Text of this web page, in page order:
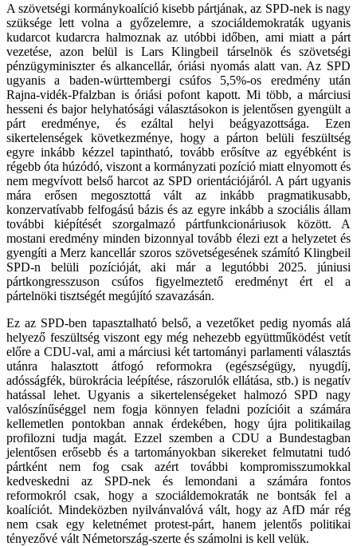
A szövetségi kormánykoalíció kisebb pártjának, az SPD-nek is nagy
szüksége lett volna a győzelemre, a szociáldemokraták ugyanis
kudarcot kudarcra halmoznak az utóbbi időben, ami miatt a párt
vezetése, azon belül is Lars Klingbeil társelnök és szövetségi
pénzügyminiszter és alkancellár, óriási nyomás alatt van. Az SPD
ugyanis a baden-württembergi csúfos 5,5%-os eredmény után
Rajna-vidék-Pfalzban is óriási pofont kapott. Mi több, a márciusi
hesseni és bajor helyhatósági választásokon is jelentősen gyengült a
párt eredménye, és ezáltal helyi beágyazottsága. Ezen
sikertelenségek következménye, hogy a párton belüli feszültség
egyre inkább kézzel tapintható, tovább erősítve az egyébként is
régebb óta húzódó, viszont a kormányzati pozíció miatt elnyomott és
nem megvívott belső harcot az SPD orientációjáról. A párt ugyanis
mára erősen megosztottá vált az inkább pragmatikusabb,
konzervatívabb felfogású bázis és az egyre inkább a szociális állam
további kiépítését szorgalmazó pártfunkcionáriusok között. A
mostani eredmény minden bizonnyal tovább élezi ezt a helyzetet és
gyengíti a Merz kancellár szoros szövetségesének számító Klingbeil
SPD-n belüli pozícióját, aki már a legutóbbi 2025. júniusi
pártkongresszuson csúfos figyelmeztető eredményt ért el a
pártelnöki tisztségét megújító szavazásán.
Ez az SPD-ben tapasztalható belső, a vezetőket pedig nyomás alá
helyező feszültség viszont egy még nehezebb együttműködést vetít
előre a CDU-val, ami a márciusi két tartományi parlamenti választás
utánra halasztott átfogó reformokra (egészségügy, nyugdíj,
adósságfék, bürokrácia leépítése, rászorulók ellátása, stb.) is negatív
hatással lehet. Ugyanis a sikertelenségeket halmozó SPD nagy
valószínűséggel nem fogja könnyen feladni pozícióit a számára
kellemetlen pontokban annak érdekében, hogy újra politikailag
profilozni tudja magát. Ezzel szemben a CDU a Bundestagban
jelentősen erősebb és a tartományokban sikereket felmutatni tudó
pártként nem fog csak azért további kompromisszumokkal
kedveskedni az SPD-nek és lemondani a számára fontos
reformokról csak, hogy a szociáldemokraták ne bontsák fel a
koalíciót. Mindeközben nyilvánvalóvá vált, hogy az AfD már rég
nem csak egy keletnémet protest-párt, hanem jelentős politikai
tényezővé vált Németország-szerte és számolni is kell velük.